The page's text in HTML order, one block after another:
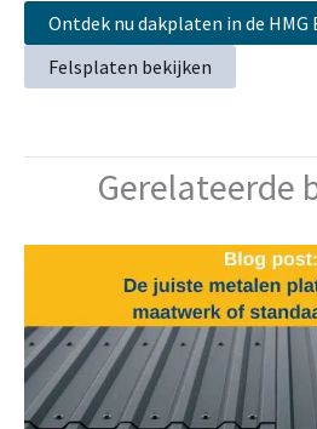
Ontdek nu dakplaten in de HMG
Felsplaten bekijken
Gerelateerde